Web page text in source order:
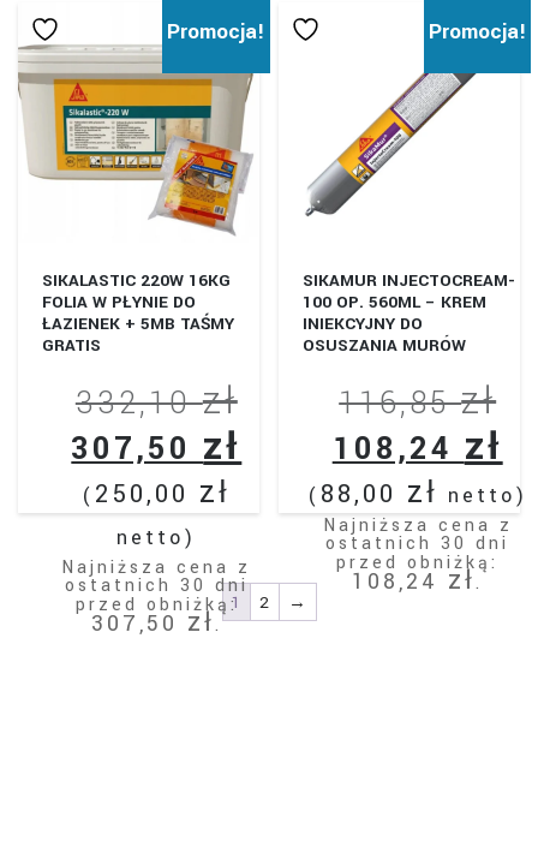
Promocja!
SIKALASTIC 220W 16KG
FOLIA W PŁYNIE DO
ŁAZIENEK + 5MB TAŚMY
GRATIS
332,10złPierwotna
cena
wynosiła:
332,10 zł.
307,50zł Aktualna
cena
wynosi:
307,50 zł.
( 250,00 zł
netto)
Najniższa cena z
ostatnich 30 dni
przed obniżką:
307,50 zł.
Promocja!
SIKAMUR INJECTOCREAM-
100 OP. 560ML – KREM
INIEKCYJNY DO
OSUSZANIA MURÓW
116,85zł
108,24zł
( 88,00 zł netto)
Najniższa cena z
ostatnich 30 dni
przed obniżką:
108,24 zł.
1 2 →